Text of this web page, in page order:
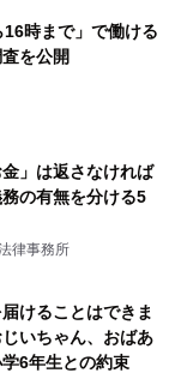
時まで」で働ける
を公開
金」は返さなければ
の有無を分ける5
律事務所
けることはできま
いちゃん、おばあ
6年生との約束